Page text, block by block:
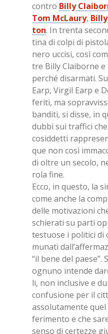
con­tro Bil­ly
Tom McLau­ry,
ton. In tren­ta
ti­na di col­pi di
ne­ro uc­ci­si, così
tre Bil­ly Clai­bor­ne
per­ché di­sar­ma­ti.
Earp, Vir­gil Earp e
fe­ri­ti, ma
ban­di­ti, si dis­se, in
dub­bi sui traf­fi­ci
co­sid­det­ti
que non così
di ol­tre un se­co­lo,
ro­la fine.
Ecco, in que­sto, la
come an­che la
del­le mo­ti­va­zio­ni
schie­ra­ti su par­ti
te­stuo­se i po­li­ti­ci di
mu­na­ti
“il bene del pae­se”.
ognu­no in­ten­de
li, non in­clu­si­ve e
con­fu­sio­ne per il
as­so­lu­ta­men­te
fe­ri­men­to e che
sen­so di cer­tez­ze